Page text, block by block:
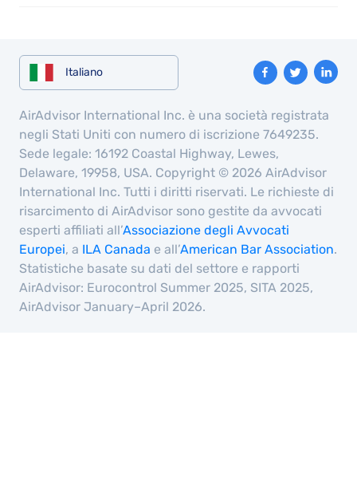
Italiano
AirAdvisor International Inc. è una società registrata
negli Stati Uniti con numero di iscrizione 7649235.
Sede legale: 16192 Coastal Highway, Lewes,
Delaware, 19958, USA. Copyright © 2026 AirAdvisor
International Inc. Tutti i diritti riservati. Le richieste di
risarcimento di AirAdvisor sono gestite da avvocati
esperti affiliati all’Associazione degli Avvocati
Europei, a ILA Canada e all’American Bar Association.
Statistiche basate su dati del settore e rapporti
AirAdvisor: Eurocontrol Summer 2025, SITA 2025,
AirAdvisor January–April 2026.